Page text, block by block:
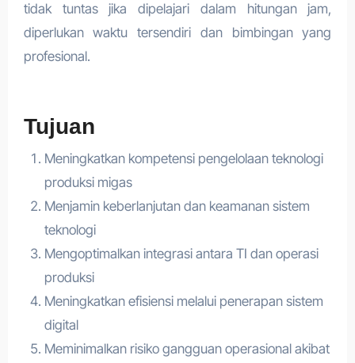
tidak tuntas jika dipelajari dalam hitungan jam,
diperlukan waktu tersendiri dan bimbingan yang
profesional.
Tujuan
Meningkatkan kompetensi pengelolaan teknologi
produksi migas
Menjamin keberlanjutan dan keamanan sistem
teknologi
Mengoptimalkan integrasi antara TI dan operasi
produksi
Meningkatkan efisiensi melalui penerapan sistem
digital
Meminimalkan risiko gangguan operasional akibat